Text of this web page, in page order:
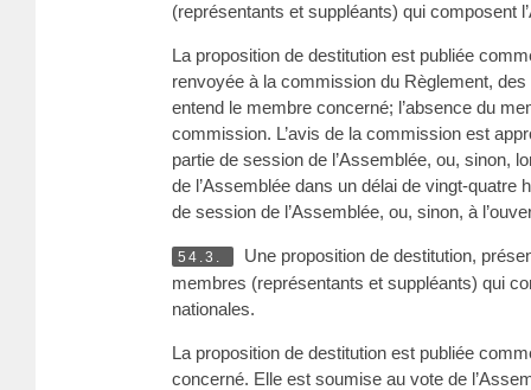
(représentants et suppléants) qui composent
La proposition de destitution est publiée
renvoyée à la commission du Règlement,
entend le membre concerné; l’absence du
commission. L’avis de la commission est
partie de session de l’Assemblée, ou, sinon,
de l’Assemblée dans un délai de vingt-quatre
de session de l’Assemblée, ou, sinon, à
54.3.
Une proposition de destitution,
membres (représentants et suppléants) qui
nationales.
La proposition de destitution est publiée
concerné. Elle est soumise au vote de